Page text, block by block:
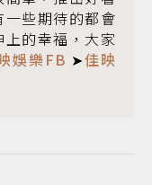
些期待的都會
的幸福，大家
娛樂FB ➤佳映